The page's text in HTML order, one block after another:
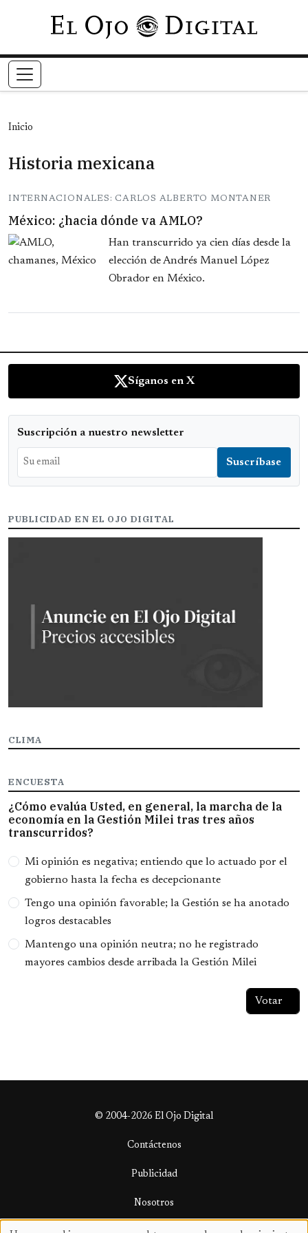
Pasar al contenido principal
Inicio
Historia mexicana
INTERNACIONALES: CARLOS ALBERTO MONTANER
México: ¿hacia dónde va AMLO?
Han transcurrido ya cien días desde la
elección de Andrés Manuel López
Obrador en México.
Síganos en X
Suscripción a nuestro newsletter
PUBLICIDAD EN EL OJO DIGITAL
CLIMA
ENCUESTA
¿Cómo evalúa Usted, en general, la marcha de la
economía en la Gestión Milei tras tres años
transcurridos?
Opciones
Mi opinión es negativa; entiendo que lo actuado por el
gobierno hasta la fecha es decepcionante
Tengo una opinión favorable; la Gestión se ha anotado
logros destacables
Mantengo una opinión neutra; no he registrado
mayores cambios desde arribada la Gestión Milei
© 2004-2026 El Ojo Digital
Contáctenos
Publicidad
Nosotros